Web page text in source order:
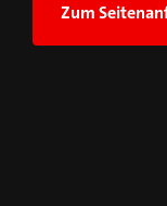
Zum